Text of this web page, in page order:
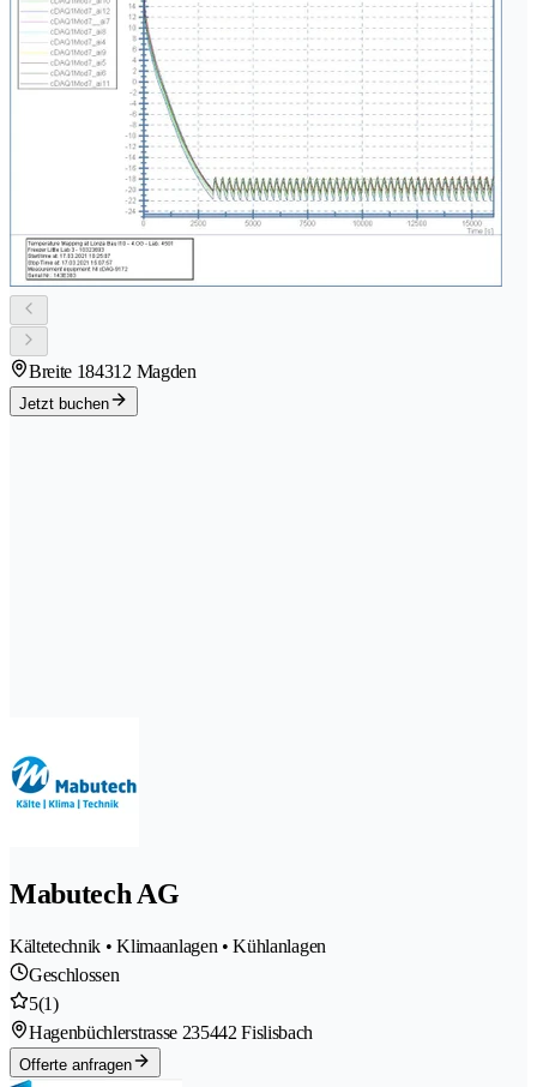
Breite 184312 Magden
Jetzt buchen
Mabutech AG
Kältetechnik • Klimaanlagen • Kühlanlagen
Geschlossen
5(1)
Hagenbüchlerstrasse 235442 Fislisbach
Offerte anfragen